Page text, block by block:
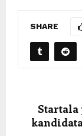
SHARE
Startala